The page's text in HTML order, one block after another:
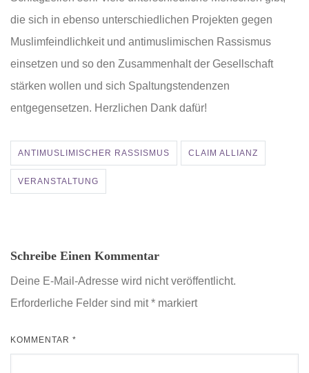
die sich in ebenso unterschiedlichen Projekten gegen
Muslimfeindlichkeit und antimuslimischen Rassismus
einsetzen und so den Zusammenhalt der Gesellschaft
stärken wollen und sich Spaltungstendenzen
entgegensetzen. Herzlichen Dank dafür!
ANTIMUSLIMISCHER RASSISMUS CLAIM ALLIANZ
VERANSTALTUNG
Schreibe Einen Kommentar
Deine E-Mail-Adresse wird nicht veröffentlicht.
Erforderliche Felder sind mit* markiert
KOMMENTAR *